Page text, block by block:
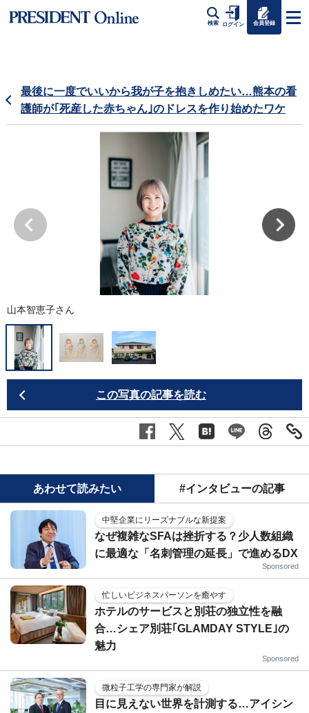
検索 ログイン 会員登録
最後に一度でいいから我が子を抱きしめたい…熊本の看
護師が｢死産した赤ちゃん｣のドレスを作り始めたワケ
山本智恵子さん
この写真の記事を読む
あわせて読みたい #インタビューの記事
中堅企業にリーズナブルな新提案
なぜ複雑なSFAは挫折する？少人数組織
に最適な「名刺管理の延長」で進めるDX
Sponsored
忙しいビジネスパーソンを癒やす
ホテルのサービスと別荘の独立性を融
合…シェア別荘｢GLAMDAY STYLE｣の
魅力
Sponsored
微粒子工学の専門家が解説
目に見えない世界を計測する…アイシン